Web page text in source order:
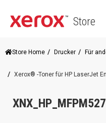
Store
Store Home Drucker Für
Xerox® -Toner für HP LaserJet
XNX_HP_MFPM527